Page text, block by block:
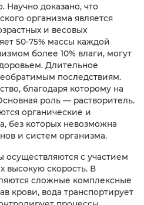
Научно доказано, что
организма является
и весовых
50-75% массы каждой
более 10% влаги, могут
Длительное
последствиям.
благодаря которому на
роль — растворитель.
органические и
без которых невозможна
и систем организма.
с участием
высокую скорость. В
сложные комплексные
крови, вода транспортирует